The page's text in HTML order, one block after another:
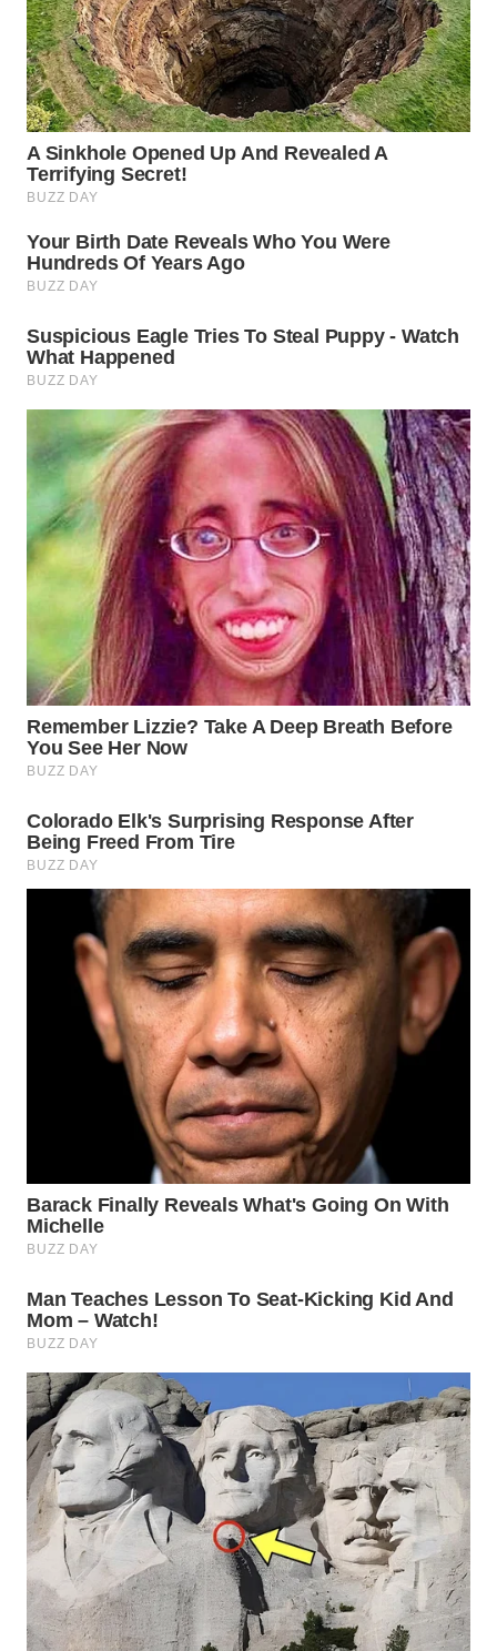
WN
KARAWANG
WN
BEKASI
WN
WN
WN
TAPANULI
UTARA
WN
SAMOSIR
WN
PADANG
LAWAS
WN
SUMEDANG
WN
CIANJUR
WN
KEPULAUAN
SERIBU
TANGERANG
INDRAMAYU
WN
WN
WN
SUBANG
WN
SUKABUMI
WN
PURWAKARTA